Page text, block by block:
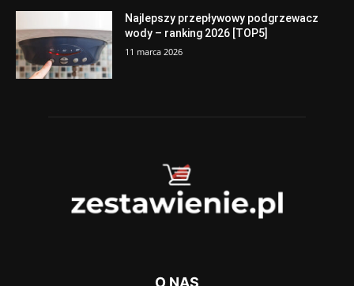
Najlepszy przepływowy podgrzewacz
wody – ranking 2026 [TOP5]
11 marca 2026
O NAS